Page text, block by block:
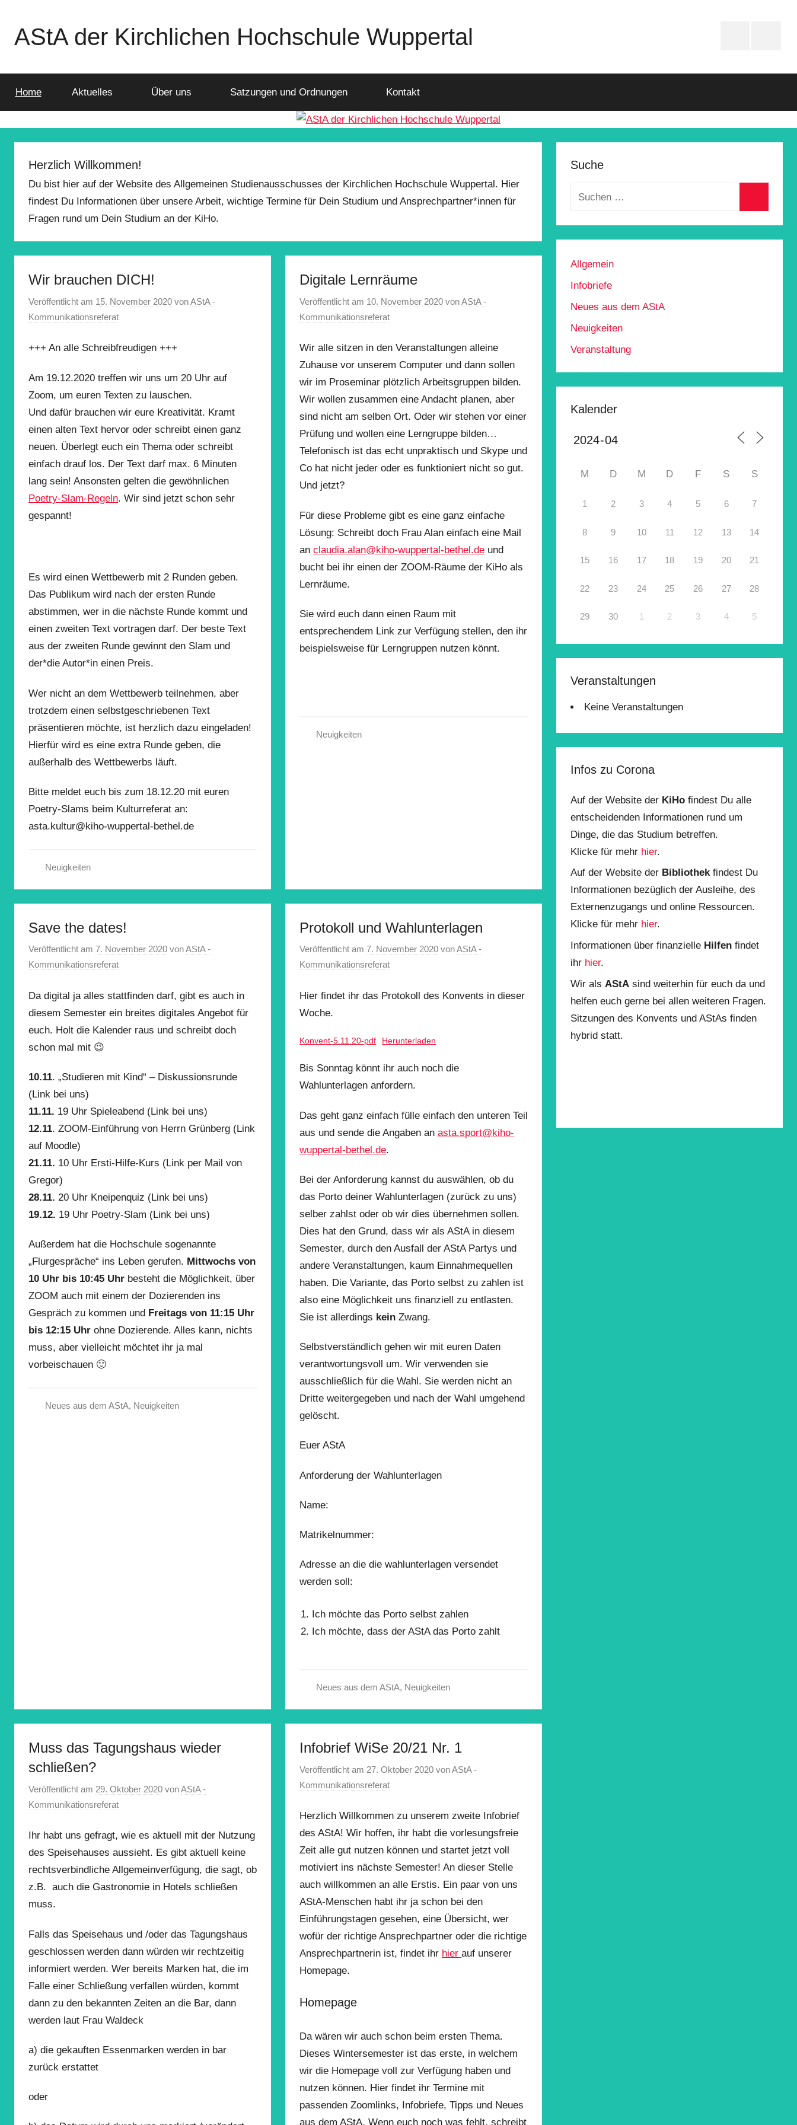
springen
AStA der Kirchlichen Hochschule Wuppertal
Home Aktuelles Über uns Satzungen und Ordnungen Kontakt
Herzlich Willkommen!
Du bist hier auf der Website des Allgemeinen Studienausschusses der Kirchlichen Hochschule Wuppertal. Hier
findest Du Informationen über unsere Arbeit, wichtige Termine für Dein Studium und Ansprechpartner*innen für
Fragen rund um Dein Studium an der KiHo.
Wir brauchen DICH!
Veröffentlicht am 15. November 2020 vonAStA -
Kommunikationsreferat
+++ An alle Schreibfreudigen +++
Am 19.12.2020 treffen wir uns um 20 Uhr auf
Zoom, um euren Texten zu lauschen.
Und dafür brauchen wir eure Kreativität. Kramt
einen alten Text hervor oder schreibt einen ganz
neuen. Überlegt euch ein Thema oder schreibt
einfach drauf los. Der Text darf max. 6 Minuten
lang sein! Ansonsten gelten die gewöhnlichen
Poetry-Slam-Regeln. Wir sind jetzt schon sehr
gespannt!
Es wird einen Wettbewerb mit 2 Runden geben.
Das Publikum wird nach der ersten Runde
abstimmen, wer in die nächste Runde kommt und
einen zweiten Text vortragen darf. Der beste Text
aus der zweiten Runde gewinnt den Slam und
der*die Autor*in einen Preis.
Wer nicht an dem Wettbewerb teilnehmen, aber
trotzdem einen selbstgeschriebenen Text
präsentieren möchte, ist herzlich dazu eingeladen!
Hierfür wird es eine extra Runde geben, die
außerhalb des Wettbewerbs läuft.
Bitte meldet euch bis zum 18.12.20 mit euren
Poetry-Slams beim Kulturreferat an:
asta.kultur@kiho-wuppertal-bethel.de
Neuigkeiten
Digitale Lernräume
Veröffentlicht am 10. November 2020 vonAStA -
Kommunikationsreferat
Wir alle sitzen in den Veranstaltungen alleine
Zuhause vor unserem Computer und dann sollen
wir im Proseminar plötzlich Arbeitsgruppen bilden.
Wir wollen zusammen eine Andacht planen, aber
sind nicht am selben Ort. Oder wir stehen vor einer
Prüfung und wollen eine Lerngruppe bilden…
Telefonisch ist das echt unpraktisch und Skype und
Co hat nicht jeder oder es funktioniert nicht so gut.
Und jetzt?
Für diese Probleme gibt es eine ganz einfache
Lösung: Schreibt doch Frau Alan einfach eine Mail
anclaudia.alan@kiho-wuppertal-bethel.de und
bucht bei ihr einen der ZOOM-Räume der KiHo als
Lernräume.
Sie wird euch dann einen Raum mit
entsprechendem Link zur Verfügung stellen, den ihr
beispielsweise für Lerngruppen nutzen könnt.
Neuigkeiten
Save the dates!
Veröffentlicht am 7. November 2020 vonAStA -
Kommunikationsreferat
Da digital ja alles stattfinden darf, gibt es auch in
diesem Semester ein breites digitales Angebot für
euch. Holt die Kalender raus und schreibt doch
schon mal mit 😉
10.11. „Studieren mit Kind“ – Diskussionsrunde
(Link bei uns)
11.11. 19 Uhr Spieleabend (Link bei uns)
12.11. ZOOM-Einführung von Herrn Grünberg (Link
auf Moodle)
21.11. 10 Uhr Ersti-Hilfe-Kurs (Link per Mail von
Gregor)
28.11. 20 Uhr Kneipenquiz (Link bei uns)
19.12. 19 Uhr Poetry-Slam (Link bei uns)
Außerdem hat die Hochschule sogenannte
„Flurgespräche“ ins Leben gerufen. Mittwochs von
10 Uhr bis 10:45 Uhr besteht die Möglichkeit, über
ZOOM auch mit einem der Dozierenden ins
Gespräch zu kommen und Freitags von 11:15 Uhr
bis 12:15 Uhr ohne Dozierende. Alles kann, nichts
muss, aber vielleicht möchtet ihr ja mal
vorbeischauen 🙂
Neues aus dem AStA, Neuigkeiten
Protokoll und Wahlunterlagen
Veröffentlicht am7. November 2020 vonAStA -
Kommunikationsreferat
Hier findet ihr das Protokoll des Konvents in dieser
Woche.
Konvent-5.11.20-pdf Herunterladen
Bis Sonntag könnt ihr auch noch die
Wahlunterlagen anfordern.
Das geht ganz einfach fülle einfach den unteren Teil
aus und sende die Angaben anasta.sport@kiho-
wuppertal-bethel.de.
Bei der Anforderung kannst du auswählen, ob du
das Porto deiner Wahlunterlagen (zurück zu uns)
selber zahlst oder ob wir dies übernehmen sollen.
Dies hat den Grund, dass wir als AStA in diesem
Semester, durch den Ausfall der AStA Partys und
andere Veranstaltungen, kaum Einnahmequellen
haben. Die Variante, das Porto selbst zu zahlen ist
also eine Möglichkeit uns finanziell zu entlasten.
Sie ist allerdings kein Zwang.
Selbstverständlich gehen wir mit euren Daten
verantwortungsvoll um. Wir verwenden sie
ausschließlich für die Wahl. Sie werden nicht an
Dritte weitergegeben und nach der Wahl umgehend
gelöscht.
Euer AStA
Anforderung der Wahlunterlagen
Name:
Matrikelnummer:
Adresse an die die wahlunterlagen versendet
werden soll:
Ich möchte das Porto selbst zahlen
Ich möchte, dass der AStA das Porto zahlt
Neues aus dem AStA, Neuigkeiten
Muss das Tagungshaus wieder
schließen?
Veröffentlicht am 29. Oktober 2020 vonAStA -
Kommunikationsreferat
Ihr habt uns gefragt, wie es aktuell mit der Nutzung
des Speisehauses aussieht. Es gibt aktuell keine
rechtsverbindliche Allgemeinverfügung, die sagt, ob
z.B. auch die Gastronomie in Hotels schließen
muss.
Falls das Speisehaus und /oder das Tagungshaus
geschlossen werden dann würden wir rechtzeitig
informiert werden. Wer bereits Marken hat, die im
Falle einer Schließung verfallen würden, kommt
dann zu den bekannten Zeiten an die Bar, dann
werden laut Frau Waldeck
a) die gekauften Essenmarken werden in bar
zurück erstattet
oder
Infobrief WiSe 20/21 Nr. 1
Veröffentlicht am 27. Oktober 2020 vonAStA -
Kommunikationsreferat
Herzlich Willkommen zu unserem zweite Infobrief
des AStA! Wir hoffen, ihr habt die vorlesungsfreie
Zeit alle gut nutzen können und startet jetzt voll
motiviert ins nächste Semester! An dieser Stelle
auch willkommen an alle Erstis. Ein paar von uns
AStA-Menschen habt ihr ja schon bei den
Einführungstagen gesehen, eine Übersicht, wer
wofür der richtige Ansprechpartner oder die richtige
Ansprechpartnerin ist, findet ihr hierauf unserer
Homepage.
Homepage
Da wären wir auch schon beim ersten Thema.
Dieses Wintersemester ist das erste, in welchem
wir die Homepage voll zur Verfügung haben und
nutzen können. Hier findet ihr Termine mit
passenden Zoomlinks, Infobriefe, Tipps und Neues
aus dem AStA. Wenn euch noch was fehlt, schreibt
Suche
Allgemein
Infobriefe
Neues aus dem AStA
Neuigkeiten
Veranstaltung
Kalender
M D M D F S S
1 2 3 4 5 6 7
8 9 10 11 12 13 14
15 16 17 18 19 20 21
22 23 24 25 26 27 28
29 30 1 2 3 4 5
Veranstaltungen
Keine Veranstaltungen
Infos zu Corona
Auf der Website der KiHo findest Du alle
entscheidenden Informationen rund um
Dinge, die das Studium betreffen.
Klicke für mehr hier.
Auf der Website der Bibliothekfindest Du
Informationen bezüglich der Ausleihe, des
Externenzugangs und online Ressourcen.
Klicke für mehr hier.
Informationen über finanzielle Hilfen findet
ihr hier.
Wir alsAStA sind weiterhin für euch da und
helfen euch gerne bei allen weiteren Fragen.
Sitzungen des Konvents und AStAs finden
hybrid statt.